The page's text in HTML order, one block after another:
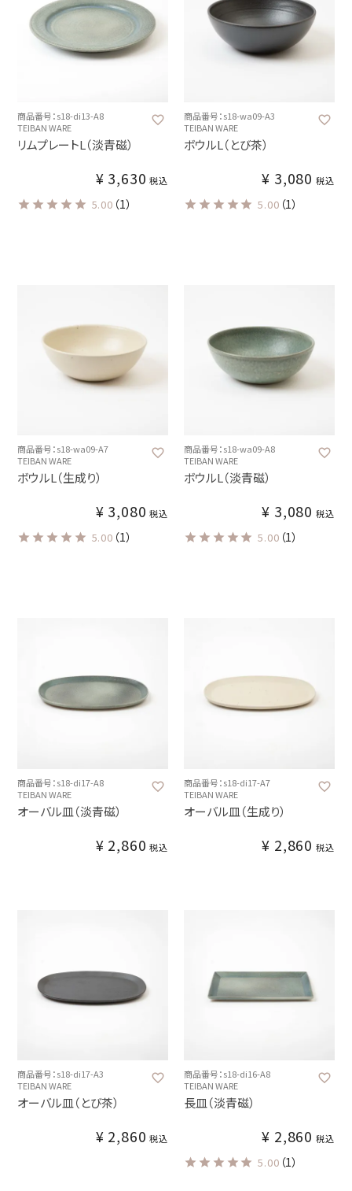
商品番号：s18-di13-A8
TEIBAN WARE
リムプレートL（淡青磁）
¥ 3,630 税込
5.00 （1）
商品番号：s18-wa09-A3
TEIBAN WARE
ボウルL（とび茶）
¥ 3,080 税込
5.00 （1）
商品番号：s18-wa09-A7
TEIBAN WARE
ボウルL（生成り）
¥ 3,080 税込
5.00 （1）
商品番号：s18-wa09-A8
TEIBAN WARE
ボウルL（淡青磁）
¥ 3,080 税込
5.00 （1）
商品番号：s18-di17-A8
TEIBAN WARE
オーバル皿（淡青磁）
¥ 2,860 税込
商品番号：s18-di17-A7
TEIBAN WARE
オーバル皿（生成り）
¥ 2,860 税込
商品番号：s18-di17-A3
TEIBAN WARE
オーバル皿（とび茶）
¥ 2,860 税込
商品番号：s18-di16-A8
TEIBAN WARE
長皿（淡青磁）
¥ 2,860 税込
5.00 （1）